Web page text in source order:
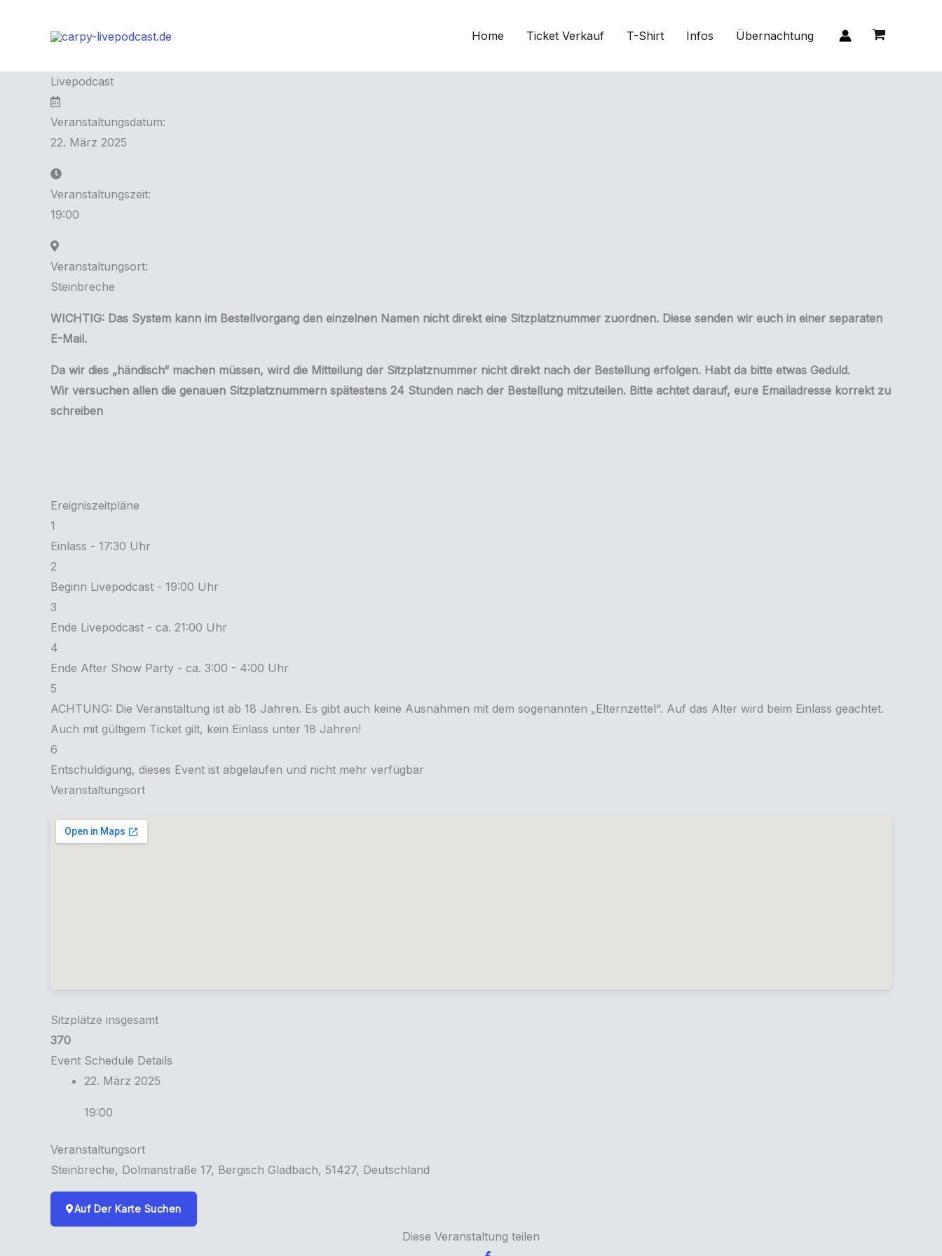
Home Ticket Verkauf T-Shirt Infos Übernachtung
Livepodcast
Veranstaltungsdatum:
22. März 2025
Veranstaltungszeit:
19:00
Veranstaltungsort:
Steinbreche
WICHTIG: Das System kann im Bestellvorgang den einzelnen Namen nicht direkt eine Sitzplatznummer zuordnen. Diese senden wir euch in einer separaten
E-Mail.
Da wir dies „händisch“ machen müssen, wird die Mitteilung der Sitzplatznummer nicht direkt nach der Bestellung erfolgen. Habt da bitte etwas Geduld.
Wir versuchen allen die genauen Sitzplatznummern spätestens 24 Stunden nach der Bestellung mitzuteilen. Bitte achtet darauf, eure Emailadresse korrekt zu
schreiben
Ereigniszeitpläne
1
Einlass - 17:30 Uhr
2
Beginn Livepodcast - 19:00 Uhr
3
Ende Livepodcast - ca. 21:00 Uhr
4
Ende After Show Party - ca. 3:00 - 4:00 Uhr
5
ACHTUNG: Die Veranstaltung ist ab 18 Jahren. Es gibt auch keine Ausnahmen mit dem sogenannten „Elternzettel“. Auf das Alter wird beim Einlass geachtet.
Auch mit gültigem Ticket gilt, kein Einlass unter 18 Jahren!
6
Entschuldigung, dieses Event ist abgelaufen und nicht mehr verfügbar
Veranstaltungsort
Sitzplätze insgesamt
370
Event Schedule Details
22. März 2025
19:00
Veranstaltungsort
Steinbreche, Dolmanstraße 17, Bergisch Gladbach, 51427, Deutschland
Auf Der Karte Suchen
Diese Veranstaltung teilen